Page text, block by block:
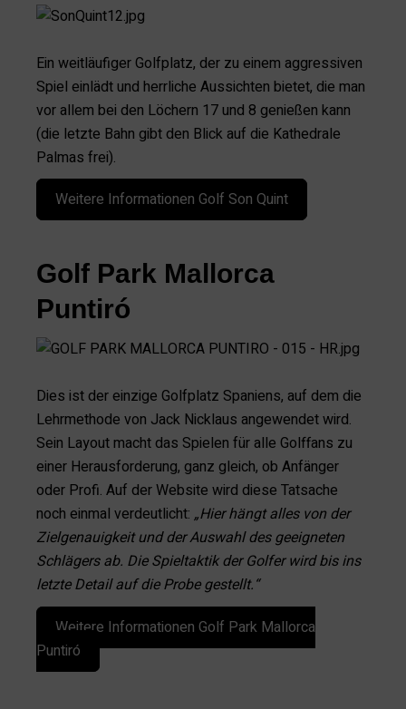
Ein weitläufiger Golfplatz, der zu einem aggressiven
Spiel einlädt und herrliche Aussichten bietet, die man
vor allem bei den Löchern 17 und 8 genießen kann
(die letzte Bahn gibt den Blick auf die Kathedrale
Palmas frei).
Weitere Informationen Golf Son Quint
Golf Park Mallorca
Puntiró
Dies ist der einzige Golfplatz Spaniens, auf dem die
Lehrmethode von Jack Nicklaus angewendet wird.
Sein Layout macht das Spielen für alle Golffans zu
einer Herausforderung, ganz gleich, ob Anfänger
oder Profi. Auf der Website wird diese Tatsache
noch einmal verdeutlicht: „Hier hängt alles von der
Zielgenauigkeit und der Auswahl des geeigneten
Schlägers ab. Die Spieltaktik der Golfer wird bis ins
letzte Detail auf die Probe gestellt.“
Weitere Informationen Golf Park Mallorca
Puntiró